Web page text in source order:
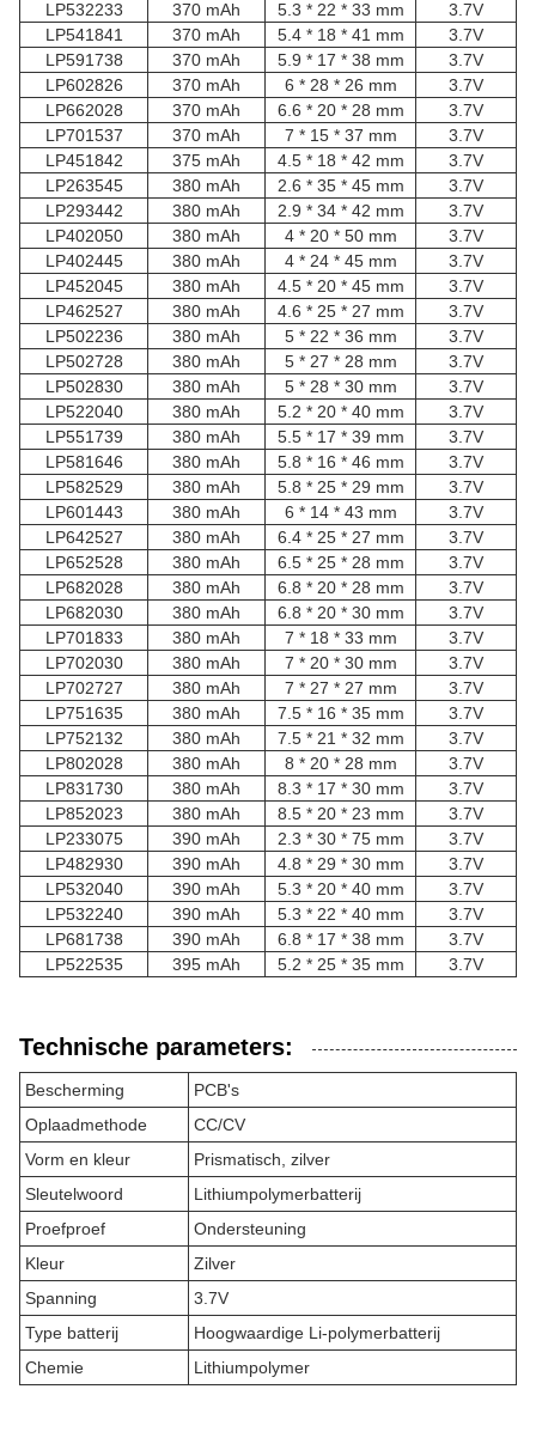
LP532233 370 mAh 5.3 * 22 * 33 mm
3.7V
LP541841
370 mAh 5.4 * 18 * 41 mm
3.7V
LP591738
370 mAh 5.9 * 17 * 38 mm
3.7V
LP602826
370 mAh 6 * 28 * 26 mm
3.7V
LP662028
370 mAh 6.6 * 20 * 28 mm
3.7V
LP701537
370 mAh 7 * 15 * 37 mm
3.7V
LP451842
375 mAh 4.5 * 18 * 42 mm
3.7V
LP263545
380 mAh 2.6 * 35 * 45 mm
3.7V
LP293442
380 mAh 2.9 * 34 * 42 mm
3.7V
LP402050
380 mAh 4 * 20 * 50 mm
3.7V
LP402445
380 mAh 4 * 24 * 45 mm
3.7V
LP452045
380 mAh 4.5 * 20 * 45 mm
3.7V
LP462527
380 mAh 4.6 * 25 * 27 mm
3.7V
LP502236
380 mAh 5 * 22 * 36 mm
3.7V
LP502728
380 mAh 5 * 27 * 28 mm
3.7V
LP502830
380 mAh 5 * 28 * 30 mm
3.7V
LP522040
380 mAh 5.2 * 20 * 40 mm
3.7V
LP551739
380 mAh 5.5 * 17 * 39 mm
3.7V
LP581646
380 mAh 5.8 * 16 * 46 mm
3.7V
LP582529
380 mAh 5.8 * 25 * 29 mm
3.7V
LP601443
380 mAh 6 * 14 * 43 mm
3.7V
LP642527
380 mAh 6.4 * 25 * 27 mm
3.7V
LP652528
380 mAh 6.5 * 25 * 28 mm
3.7V
LP682028
380 mAh 6.8 * 20 * 28 mm
3.7V
LP682030
380 mAh 6.8 * 20 * 30 mm
3.7V
LP701833
380 mAh 7 * 18 * 33 mm
3.7V
LP702030
380 mAh 7 * 20 * 30 mm
3.7V
LP702727
380 mAh 7 * 27 * 27 mm
3.7V
LP751635
380 mAh 7.5 * 16 * 35 mm
3.7V
LP752132
380 mAh 7.5 * 21 * 32 mm
3.7V
LP802028
380 mAh 8 * 20 * 28 mm
3.7V
LP831730
380 mAh 8.3 * 17 * 30 mm
3.7V
LP852023
380 mAh 8.5 * 20 * 23 mm
3.7V
LP233075
390 mAh 2.3 * 30 * 75 mm
3.7V
LP482930
390 mAh 4.8 * 29 * 30 mm
3.7V
LP532040
390 mAh 5.3 * 20 * 40 mm
3.7V
LP532240
390 mAh 5.3 * 22 * 40 mm
3.7V
LP681738
390 mAh 6.8 * 17 * 38 mm
3.7V
LP522535
395 mAh 5.2 * 25 * 35 mm 3.7V
Technische parameters:
Bescherming
PCB's
Oplaadmethode
CC/CV
Vorm en kleur
Prismatisch, zilver
Sleutelwoord
Lithiumpolymerbatterij
Proefproef
Ondersteuning
Kleur
Zilver
Spanning
3.7V
Type batterij
Hoogwaardige Li-polymerbatterij
Chemie
Lithiumpolymer